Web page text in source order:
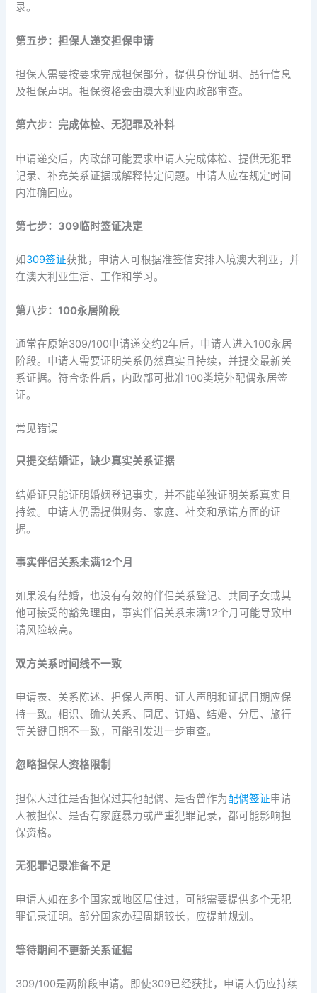
录。
第五步：担保人递交担保申请
担保人需要按要求完成担保部分，提供身份证明、品行信息
及担保声明。担保资格会由澳大利亚内政部审查。
第六步：完成体检、无犯罪及补料
申请递交后，内政部可能要求申请人完成体检、提供无犯罪
记录、补充关系证据或解释特定问题。申请人应在规定时间
内准确回应。
第七步：309临时签证决定
如309签证获批，申请人可根据准签信安排入境澳大利亚，并
在澳大利亚生活、工作和学习。
第八步：100永居阶段
通常在原始309/100申请递交约2年后，申请人进入100永居
阶段。申请人需要证明关系仍然真实且持续，并提交最新关
系证据。符合条件后，内政部可批准100类境外配偶永居签
证。
常见错误
只提交结婚证，缺少真实关系证据
结婚证只能证明婚姻登记事实，并不能单独证明关系真实且
持续。申请人仍需提供财务、家庭、社交和承诺方面的证
据。
事实伴侣关系未满12个月
如果没有结婚，也没有有效的伴侣关系登记、共同子女或其
他可接受的豁免理由，事实伴侣关系未满12个月可能导致申
请风险较高。
双方关系时间线不一致
申请表、关系陈述、担保人声明、证人声明和证据日期应保
持一致。相识、确认关系、同居、订婚、结婚、分居、旅行
等关键日期不一致，可能引发进一步审查。
忽略担保人资格限制
担保人过往是否担保过其他配偶、是否曾作为配偶签证申请
人被担保、是否有家庭暴力或严重犯罪记录，都可能影响担
保资格。
无犯罪记录准备不足
申请人如在多个国家或地区居住过，可能需要提供多个无犯
罪记录证明。部分国家办理周期较长，应提前规划。
等待期间不更新关系证据
309/100是两阶段申请。即使309已经获批，申请人仍应持续